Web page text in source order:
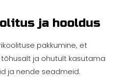
ja hooldus
pakkumine, et
ja ohutult kasutama
ja nende seadmeid.